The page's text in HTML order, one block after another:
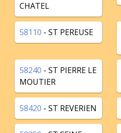
CHATEL
58110 - ST PEREUSE
58240 - ST PIERRE LE
MOUTIER
58420 - ST REVERIEN